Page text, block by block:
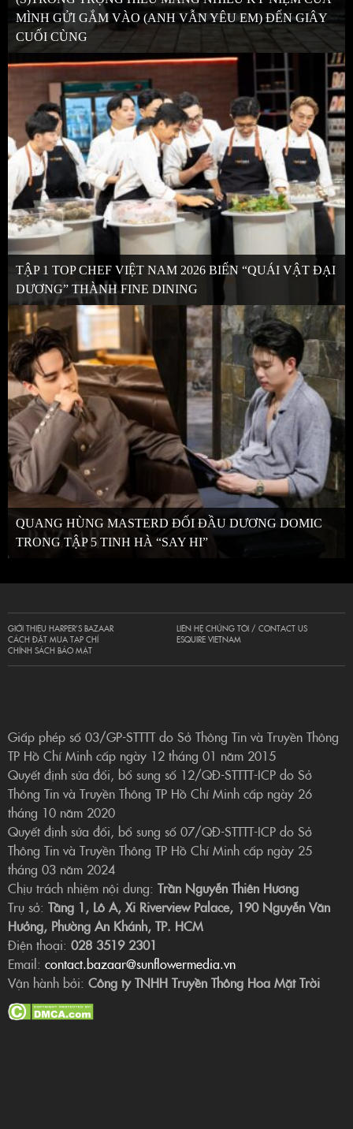
MÌNH GỬI GẮM VÀO (ANH VẪN YÊU EM) ĐẾN GIÂY
CUỐI CÙNG
TẬP 1 TOP CHEF VIỆT NAM 2026 BIẾN “QUÁI VẬT ĐẠI
DƯƠNG” THÀNH FINE DINING
QUANG HÙNG MASTERD ĐỐI ĐẦU DƯƠNG DOMIC
TRONG TẬP 5 TINH HÀ “SAY HI”
GIỚI THIỆU HARPER’S BAZAAR
CÁCH ĐẶT MUA TẠP CHÍ
CHÍNH SÁCH BẢO MẬT
LIÊN HỆ CHÚNG TÔI / CONTACT US
ESQUIRE VIETNAM
Giấp phép số 03/GP-STTTT do Sở Thông Tin và Truyền Thông
TP Hồ Chí Minh cấp ngày 12 tháng 01 năm 2015
Quyết định sửa đổi, bổ sung số 12/QĐ-STTTT-ICP do Sở
Thông Tin và Truyền Thông TP Hồ Chí Minh cấp ngày 26
tháng 10 năm 2020
Quyết định sửa đổi, bổ sung số 07/QĐ-STTTT-ICP do Sở
Thông Tin và Truyền Thông TP Hồ Chí Minh cấp ngày 25
tháng 03 năm 2024
Chịu trách nhiệm nội dung: Trần Nguyễn Thiên Hương
Trụ sở: Tầng 1, Lô A, Xi Riverview Palace, 190 Nguyễn Văn
Hưởng, Phường An Khánh, TP. HCM
Điện thoại: 028 3519 2301
Email: contact.bazaar@sunflowermedia.vn
Vận hành bởi: Công ty TNHH Truyền Thông Hoa Mặt Trời